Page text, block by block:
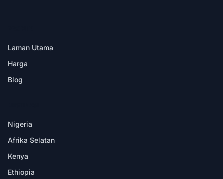
Laman Utama
Harga
Blog
Nigeria
Afrika Selatan
Kenya
Ethiopia